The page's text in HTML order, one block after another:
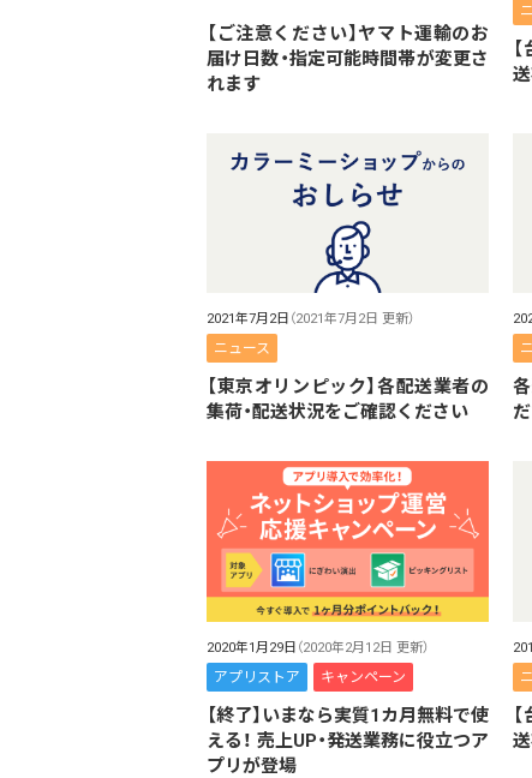
【ご注意ください】ヤマト運輸のお
届け日数・指定可能時間帯が変更さ
れます
2021年7月2日 （2021年7月2日 更新）
ニュース
【東京オリンピック】各配送業者の
集荷・配送状況をご確認ください
2020年1月29日 （2020年2月12日 更新）
アプリストア キャンペーン
【終了】いまなら実質1カ月無料で使
える！ 売上UP・発送業務に役立つア
プリが登場